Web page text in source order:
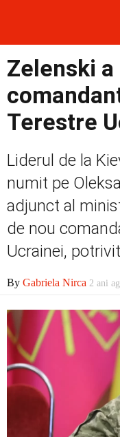
Prima
Externe
Economic
Contact
Zelenski
Terestre
Liderul de la
numit pe
adjunct al
de nou
Ucrainei,
By Gabriela Nirca 2 ani